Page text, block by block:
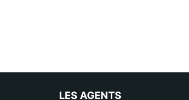
LES AGENTS